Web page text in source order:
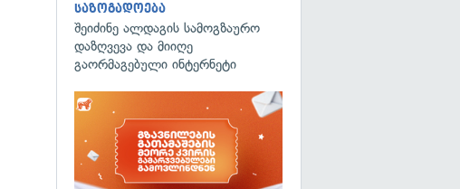
საზოგადოება
შეიძინე ალდაგის სამოგზაურო
დაზღვევა და მიიღე
გაორმაგებული ინტერნეტი